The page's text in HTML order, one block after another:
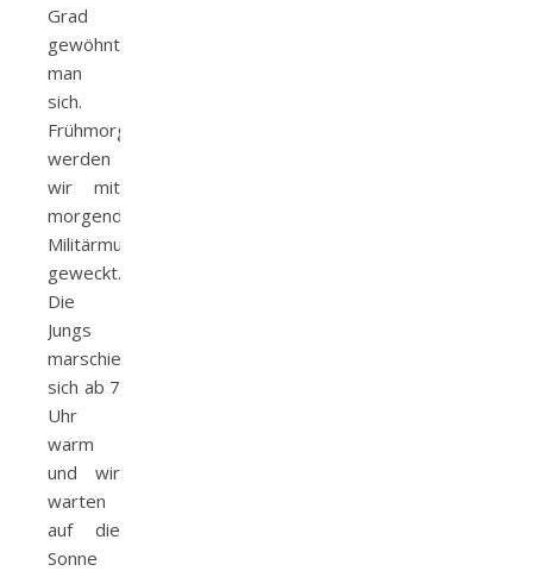
Grad
gewöhnt
man
sich.
Frühmorgens
werden
wir mit
morgendlicher
Militärmusik
geweckt.
Die
Jungs
marschieren
sich ab 7
Uhr
warm
und wir
warten
auf die
Sonne